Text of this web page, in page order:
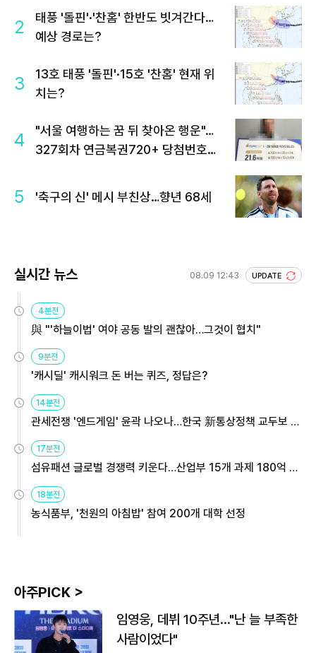
2
태풍 '돌핀'·'찬홈' 한반도 빗겨간다…
예상 경로는?
3
13호 태풍 '돌핀'·15호 '찬홈' 현재 위
치는?
4
"서울 여행하는 꿈 뒤 찾아온 행운"…
327회차 연금복권720+ 당첨번호조
5 '축구의 신' 메시 부친상…향년 68세
실시간 뉴스 08.09 12:43 UPDATE
4분전
與 "'하늘이법' 여야 공동 발의 괜찮아…그것이 협치"
9분전
'캐시딜' 캐시워크 돈 버는 퀴즈, 정답은?
14분전
관세전쟁 '엔드게임' 윤곽 나오나…한국 新통상정책 교두보 활
용해야
17분전
섬유패션 글로벌 경쟁력 키운다…산업부 15개 과제 180억 지
원
18분전
농식품부, '천원의 아침밥' 참여 200개 대학 선정
아주PICK >
임영웅, 데뷔 10주년…"난 늘 부족한
사람이었다"